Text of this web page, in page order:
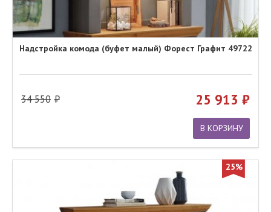
Надстройка комода (буфет малый) Форест Графит 49722
34 550 25 913
В КОРЗИНУ
25%